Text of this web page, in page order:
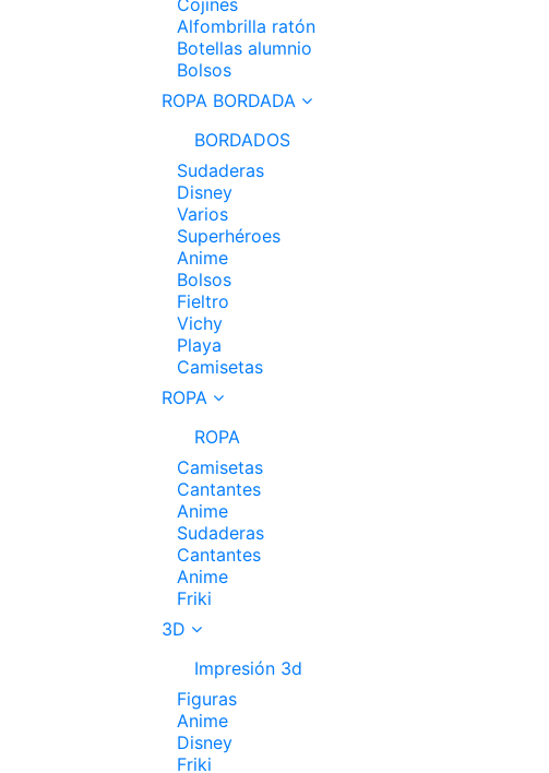
Alfombrilla ratón
Botellas alumnio
Bolsos
ROPA BORDADA
BORDADOS
Sudaderas
Disney
Varios
Superhéroes
Anime
Bolsos
Fieltro
Vichy
Playa
Camisetas
ROPA
ROPA
Camisetas
Cantantes
Anime
Sudaderas
Cantantes
Anime
Friki
3D
Impresión 3d
Figuras
Anime
Disney
Friki